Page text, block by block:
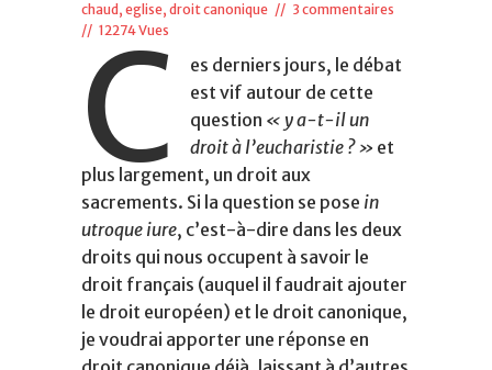
chaud , eglise, droit canonique // 3 commentaires
// 12274 Vues
C
es derniers jours, le débat
est vif autour de cette
question « y a-t-il un
droit à l’eucharistie ? » et
plus largement, un droit aux
sacrements. Si la question se pose in
utroque iure, c’est-à-dire dans les deux
droits qui nous occupent à savoir le
droit français (auquel il faudrait ajouter
le droit européen) et le droit canonique,
je voudrai apporter une réponse en